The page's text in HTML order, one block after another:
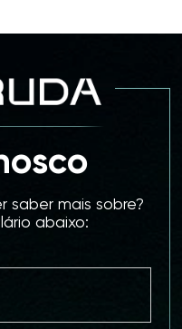
saber mais sobre?
abaixo: